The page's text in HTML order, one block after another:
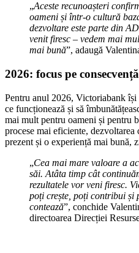
„Aceste recunoașteri
oameni și într-o cultură
dezvoltare este parte din
venit firesc – vedem mai
mai bună”, adaugă
2026: focus pe
Pentru anul 2026, Victoriabank își
ce funcționează și să
mai mult pentru oameni și pentru
procese mai eficiente,
prezent și o experiență mai bună,
„Cea mai mare valoare a
săi. Atâta timp cât
rezultatele vor veni firesc.
poți crește, poți contribui și
contează”, conchide
directoarea Direcției